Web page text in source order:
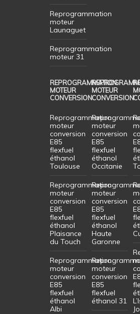
Reprogrammation
moteur
Launaguet
Reprogrammation
moteur 31
REPROGRAMMATION
MOTEUR
CONVERSION
Reprogrammation
moteur
conversion
E85
flexfuel
éthanol
Toulouse
Reprogrammation
moteur
conversion
E85
flexfuel
éthanol
Plaisance
du Touch
Reprogrammation
moteur
conversion
E85
flexfuel
éthanol
Albi
MOTEUR
CONVERSION
moteur
conversion
E85
flexfuel
éthanol
Occitanie
moteur
conversion
E85
flexfuel
éthanol
Haute
Garonne
moteur
conversion
E85
flexfuel
éthanol 31